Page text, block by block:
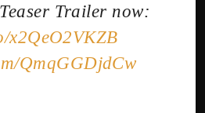
Trailer now:
x2QeO2VKZB
QmqGGDjdCw